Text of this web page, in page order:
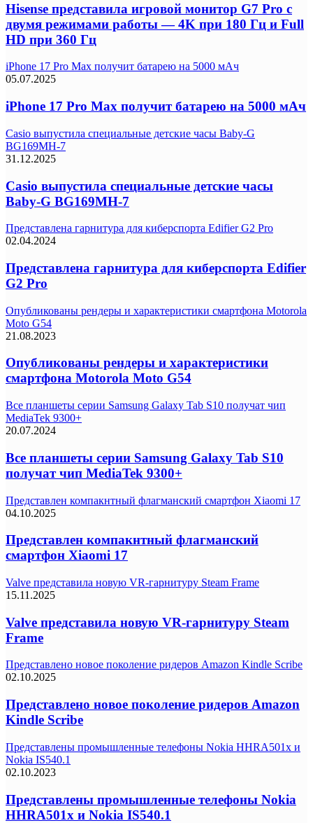
Hisense представила игровой монитор G7 Pro с
двумя режимами работы — 4K при 180 Гц и Full
HD при 360 Гц
iPhone 17 Pro Max получит батарею на 5000 мАч
05.07.2025
iPhone 17 Pro Max получит батарею на 5000 мАч
Casio выпустила специальные детские часы Baby-G
BG169MH-7
31.12.2025
Casio выпустила специальные детские часы
Baby-G BG169MH-7
Представлена гарнитура для киберспорта Edifier G2 Pro
02.04.2024
Представлена гарнитура для киберспорта Edifier
G2 Pro
Опубликованы рендеры и характеристики смартфона Motorola
Moto G54
21.08.2023
Опубликованы рендеры и характеристики
смартфона Motorola Moto G54
Все планшеты серии Samsung Galaxy Tab S10 получат чип
MediaTek 9300+
20.07.2024
Все планшеты серии Samsung Galaxy Tab S10
получат чип MediaTek 9300+
Представлен компакнтный флагманский смартфон Xiaomi 17
04.10.2025
Представлен компакнтный флагманский
смартфон Xiaomi 17
Valve представила новую VR-гарнитуру Steam Frame
15.11.2025
Valve представила новую VR-гарнитуру Steam
Frame
Представлено новое поколение ридеров Amazon Kindle Scribe
02.10.2025
Представлено новое поколение ридеров Amazon
Kindle Scribe
Представлены промышленные телефоны Nokia HHRA501x и
Nokia IS540.1
02.10.2023
Представлены промышленные телефоны Nokia
HHRA501x и Nokia IS540.1